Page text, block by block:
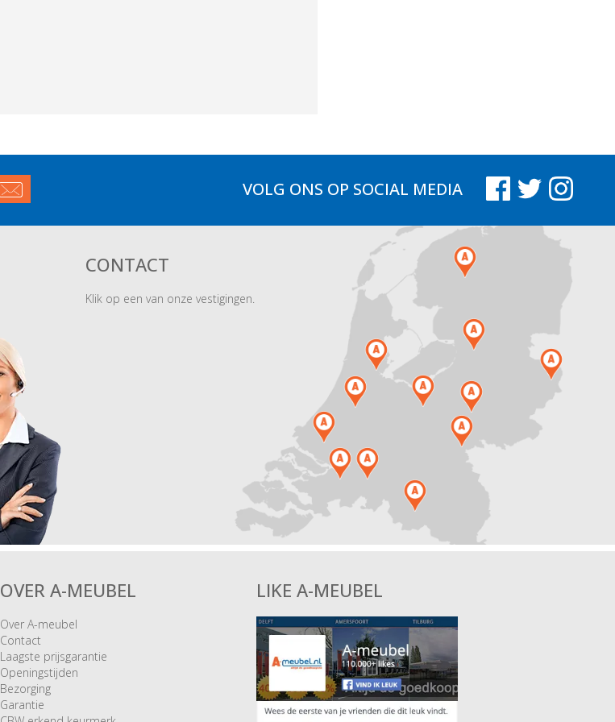
VOLG ONS OP SOCIAL MEDIA
CONTACT
Klik op een van onze vestigingen.
OVER A-MEUBEL
Over A-meubel
Contact
Laagste prijsgarantie
Openingstijden
Bezorging
Garantie
LIKE A-MEUBEL